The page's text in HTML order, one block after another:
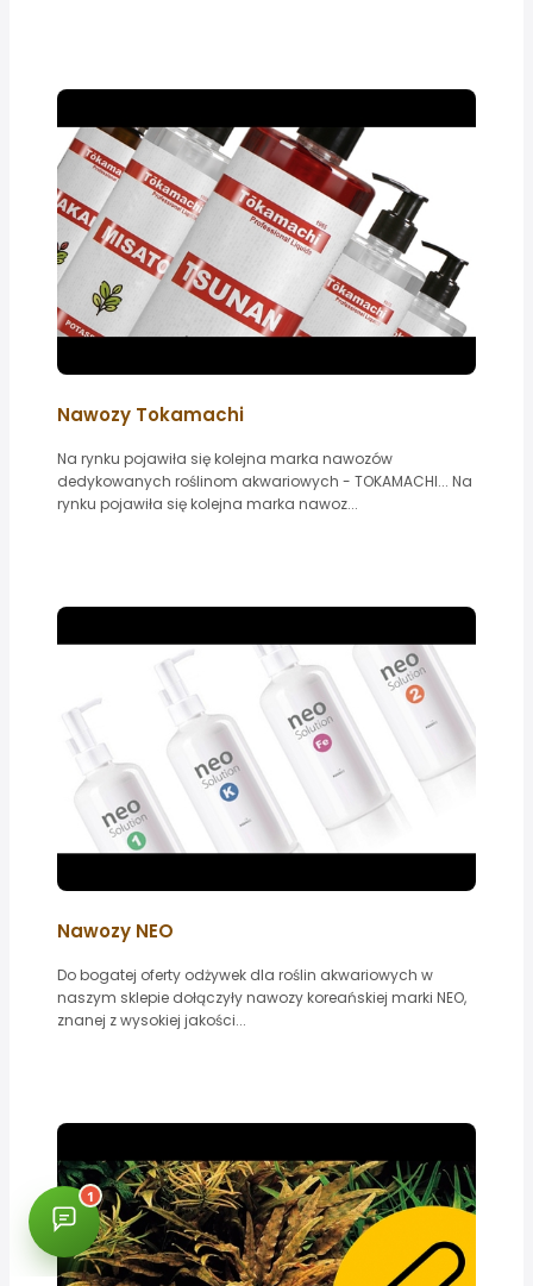
Nawozy Tokamachi
Na rynku pojawiła się kolejna marka nawozów
dedykowanych roślinom akwariowych - TOKAMACHI... Na
rynku pojawiła się kolejna marka nawoz...
Nawozy NEO
Do bogatej oferty odżywek dla roślin akwariowych w
naszym sklepie dołączyły nawozy koreańskiej marki NEO,
znanej z wysokiej jakości...